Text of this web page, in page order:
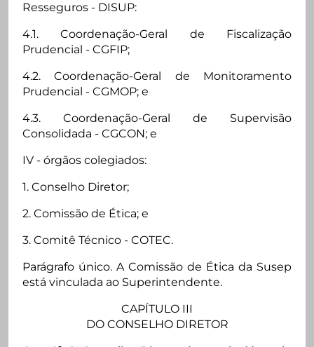
Resseguros - DISUP:
4.1. Coordenação-Geral de Fiscalização
Prudencial - CGFIP;
4.2. Coordenação-Geral de Monitoramento
Prudencial - CGMOP; e
4.3. Coordenação-Geral de Supervisão
Consolidada - CGCON; e
IV - órgãos colegiados:
1. Conselho Diretor;
2. Comissão de Ética; e
3. Comitê Técnico - COTEC.
Parágrafo único. A Comissão de Ética da Susep
está vinculada ao Superintendente.
CAPÍTULO III
DO CONSELHO DIRETOR